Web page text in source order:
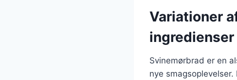
Variationer
ingredienser
Svinemørbrad er en
nye